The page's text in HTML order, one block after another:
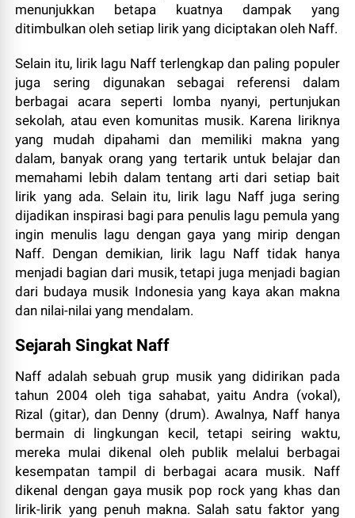
menunjukkan betapa kuatnya dampak yang
ditimbulkan oleh setiap lirik yang diciptakan oleh Naff.
Selain itu, lirik lagu Naff terlengkap dan paling populer
juga sering digunakan sebagai referensi dalam
berbagai acara seperti lomba nyanyi, pertunjukan
sekolah, atau even komunitas musik. Karena liriknya
yang mudah dipahami dan memiliki makna yang
dalam, banyak orang yang tertarik untuk belajar dan
memahami lebih dalam tentang arti dari setiap bait
lirik yang ada. Selain itu, lirik lagu Naff juga sering
dijadikan inspirasi bagi para penulis lagu pemula yang
ingin menulis lagu dengan gaya yang mirip dengan
Naff. Dengan demikian, lirik lagu Naff tidak hanya
menjadi bagian dari musik, tetapi juga menjadi bagian
dari budaya musik Indonesia yang kaya akan makna
dan nilai-nilai yang mendalam.
Sejarah Singkat Naff
Naff adalah sebuah grup musik yang didirikan pada
tahun 2004 oleh tiga sahabat, yaitu Andra (vokal),
Rizal (gitar), dan Denny (drum). Awalnya, Naff hanya
bermain di lingkungan kecil, tetapi seiring waktu,
mereka mulai dikenal oleh publik melalui berbagai
kesempatan tampil di berbagai acara musik. Naff
dikenal dengan gaya musik pop rock yang khas dan
lirik-lirik yang penuh makna. Salah satu faktor yang